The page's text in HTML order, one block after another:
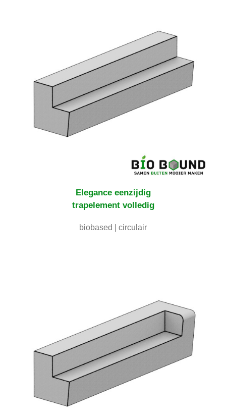
Elegance eenzijdig
trapelement volledig
biobased | circulair